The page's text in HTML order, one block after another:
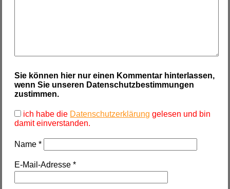
Sie können hier nur einen Kommentar hinterlassen,
wenn Sie unseren Datenschutzbestimmungen
zustimmen.
ich habe die Datenschutzerklärung gelesen und bin
damit einverstanden.
Name*
E-Mail-Adresse*